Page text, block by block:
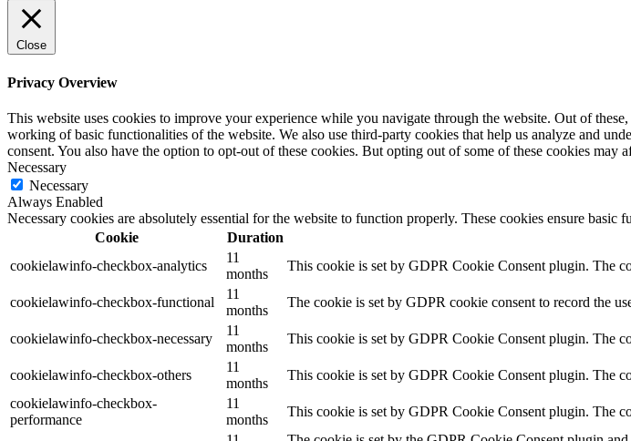
Close
Privacy Overview
This website uses cookies to improve your experience while you navigate through the website. Out of
working of basic functionalities of the website. We also use third-party cookies that help us analyze and
consent. You also have the option to opt-out of these cookies. But opting out of some of these cookies may
Necessary
Necessary
Always Enabled
Necessary cookies are absolutely essential for the website to function properly. These cookies ensure basic
Cookie
Duration
cookielawinfo-checkbox-analytics
11
months
This cookie is set by GDPR Cookie Consent plugin. The
cookielawinfo-checkbox-functional
11
months
The cookie is set by GDPR cookie consent to record the
cookielawinfo-checkbox-necessary
11
months
This cookie is set by GDPR Cookie Consent plugin. The
cookielawinfo-checkbox-others
11
months
This cookie is set by GDPR Cookie Consent plugin. The
cookielawinfo-checkbox-
performance
11
months
This cookie is set by GDPR Cookie Consent plugin. The